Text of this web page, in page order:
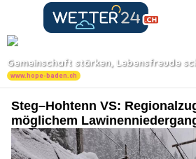
Steg–Hohtenn VS:
möglichem